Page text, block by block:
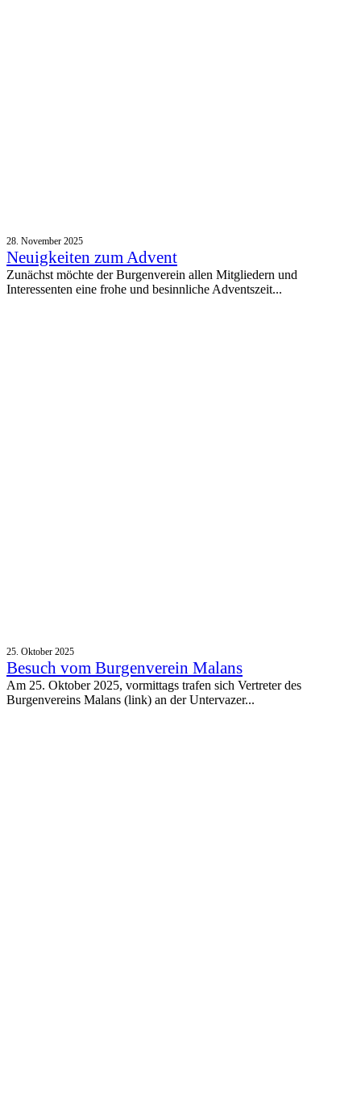
28. November 2025
Neuigkeiten zum Advent
Zunächst möchte der Burgenverein allen Mitgliedern und
Interessenten eine frohe und besinnliche Adventszeit...
25. Oktober 2025
Besuch vom Burgenverein Malans
Am 25. Oktober 2025, vormittags trafen sich Vertreter des
Burgenvereins Malans (link) an der Untervazer...